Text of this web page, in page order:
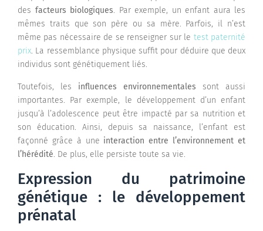
des facteurs biologiques. Par exemple, un enfant aura les
mêmes traits que son père ou sa mère. Parfois, il n’est
même pas nécessaire de se renseigner sur le test paternité
prix. La ressemblance physique suffit pour déduire que deux
individus sont génétiquement liés.
Toutefois, les influences environnementales sont aussi
importantes. Par exemple, le développement d’un enfant
jusqu’à l’adolescence peut être impacté par sa nutrition et
son éducation. Ainsi, depuis sa naissance, l’enfant est
façonné grâce à une interaction entre l’environnement et
l’hérédité. De plus, elle persiste toute sa vie.
Expression du patrimoine
génétique : le développement
prénatal